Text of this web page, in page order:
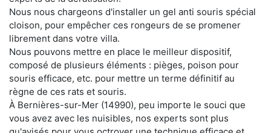
Nous nous chargeons d'installer un gel anti souris spécial
cloison, pour empêcher ces rongeurs de se promener
librement dans votre villa.
Nous pouvons mettre en place le meilleur dispositif,
composé de plusieurs éléments : pièges, poison pour
souris efficace, etc. pour mettre un terme définitif au
règne de ces rats et souris.
À Bernières-sur-Mer (14990), peu importe le souci que
vous avez avec les nuisibles, nos experts sont plus